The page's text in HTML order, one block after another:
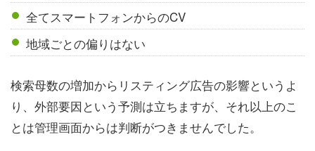
全てスマートフォンからのCV
地域ごとの偏りはない
検索母数の増加からリスティング広告の影響というよ
り、外部要因という予測は立ちますが、それ以上のこ
とは管理画面からは判断がつきませんでした。